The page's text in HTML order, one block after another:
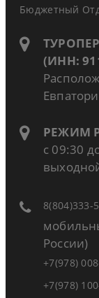
Бюджетный
(ИНН:
РЕЖИМ
с 09:30
8(804)333-
России)
+7(978)
+7(978)